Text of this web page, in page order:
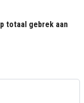
totaal gebrek aan